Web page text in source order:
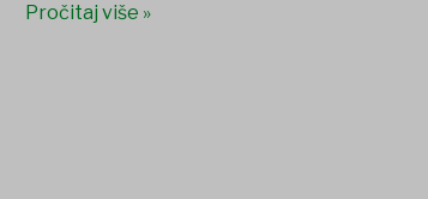
Pročitaj više »